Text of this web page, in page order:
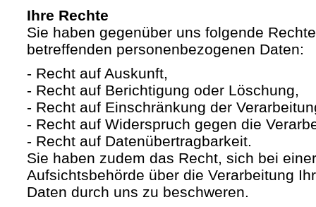
Ihre Rechte
Sie haben gegenüber uns folgende
betreffenden personenbezogenen Daten:
- Recht auf Auskunft,
- Recht auf Berichtigung oder Löschung,
- Recht auf Einschränkung der
- Recht auf Widerspruch gegen die
- Recht auf Datenübertragbarkeit.
Sie haben zudem das Recht, sich bei
Aufsichtsbehörde über die Verarbeitung
Daten durch uns zu beschweren.